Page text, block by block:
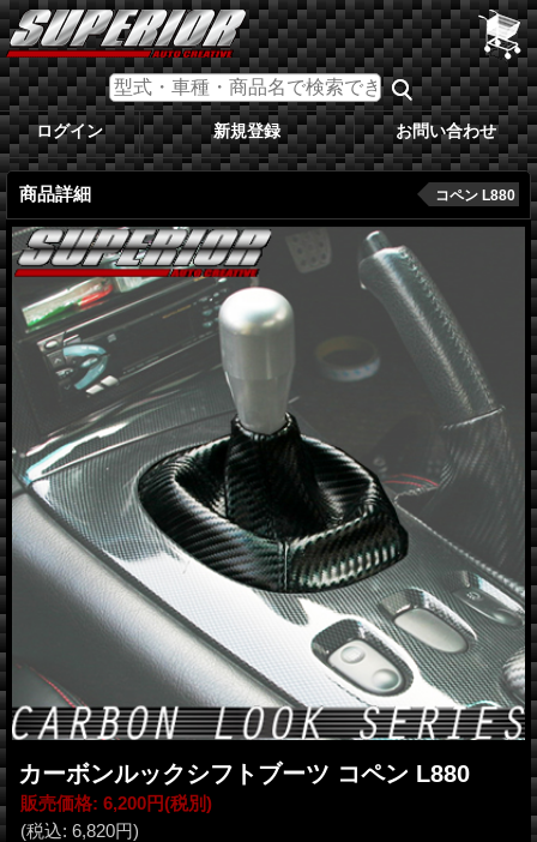
ログイン 新規登録 お問い合わせ
商品詳細 コペン L880
カーボンルックシフトブーツ コペン L880
販売価格: 6,200円(税別)
(税込: 6,820円)